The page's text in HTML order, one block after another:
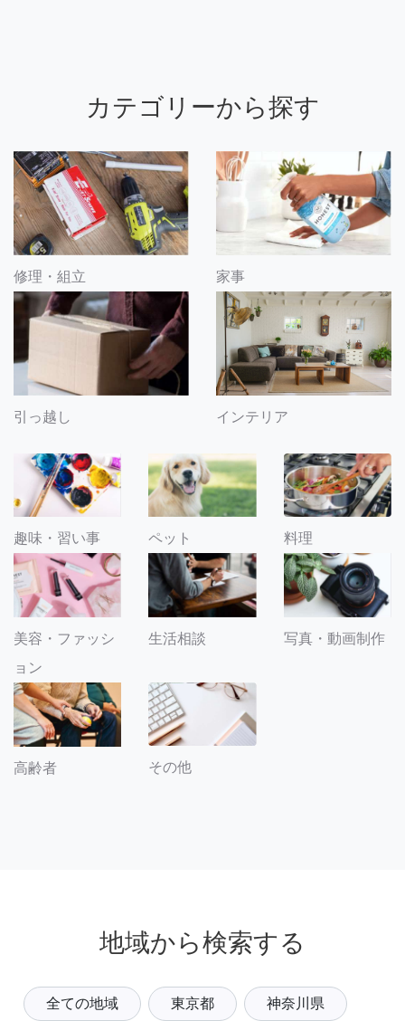
カテゴリーから探す
修理・組立 家事
引っ越し インテリア
趣味・習い事 ペット 料理
美容・ファッシ
ョン
生活相談 写真・動画制作
高齢者 その他
地域から検索する
全ての地域 東京都 神奈川県